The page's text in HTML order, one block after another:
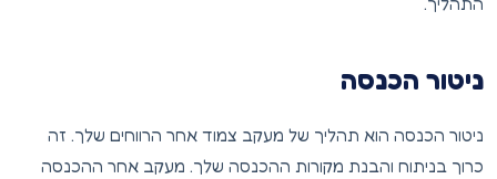
ניטור הכנסה
ניטור הכנסה הוא תהליך של מעקב צמוד אחר הרווחים שלך. זה
כרוך בניתוח והבנת מקורות ההכנסה שלך. מעקב אחר ההכנסה